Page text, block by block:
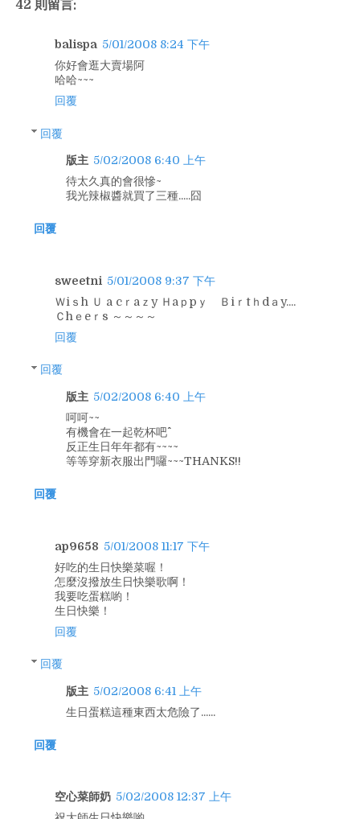
42 則留言:
balispa 5/01/2008 8:24 下午
你好會逛大賣場阿
哈哈~~~
回覆
回覆
版主 5/02/2008 6:40 上午
待太久真的會很慘~
我光辣椒醬就買了三種.....囧
回覆
sweetni 5/01/2008 9:37 下午
Ｗiｓh Ｕ a cｒaｚy Ｈaｐpｙ Ｂiｒtｈdａy....
Ｃhｅeｒs ～～～～
回覆
回覆
版主 5/02/2008 6:40 上午
呵呵~~
有機會在一起乾杯吧^^
反正生日年年都有~~~~
等等穿新衣服出門囉~~~THANKS!!
回覆
ap9658 5/01/2008 11:17 下午
好吃的生日快樂菜喔！
怎麼沒撥放生日快樂歌啊！
我要吃蛋糕喲！
生日快樂！
回覆
回覆
版主 5/02/2008 6:41 上午
生日蛋糕這種東西太危險了......
回覆
空心菜師奶 5/02/2008 12:37 上午